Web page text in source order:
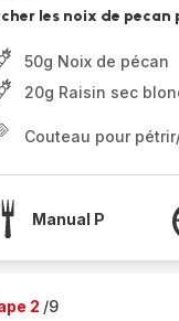
les noix de pecan
50g Noix de pécan
20g Raisin sec
Couteau pour
Manual P
2 /9